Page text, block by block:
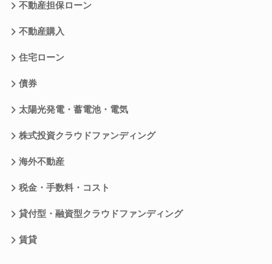
不動産担保ローン
不動産購入
住宅ローン
債券
太陽光発電・蓄電池・電気
株式投資クラウドファンディング
海外不動産
税金・手数料・コスト
貸付型・融資型クラウドファンディング
賃貸